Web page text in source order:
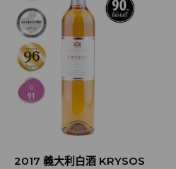
2017 義大利白酒 KRYSOS